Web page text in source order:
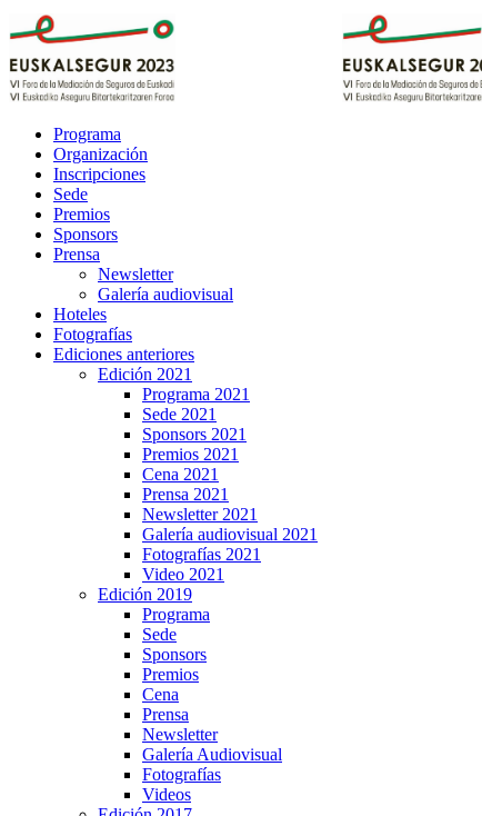
Programa
Organización
Inscripciones
Sede
Premios
Sponsors
Prensa
Newsletter
Galería audiovisual
Hoteles
Fotografías
Ediciones anteriores
Edición 2021
Programa 2021
Sede 2021
Sponsors 2021
Premios 2021
Cena 2021
Prensa 2021
Newsletter 2021
Galería audiovisual 2021
Fotografías 2021
Video 2021
Edición 2019
Programa
Sede
Sponsors
Premios
Cena
Prensa
Newsletter
Galería Audiovisual
Fotografías
Videos